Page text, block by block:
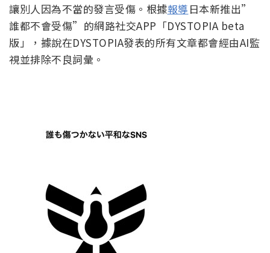
讓別人因為不當的發言受傷。根據報導 日本新推出”
誰都不會受傷”的網路社交APP「DYSTOPIA beta
版」，據說在DYSTOPIA發表的所有文章都會經由AI監
視並排除不良詞彙。